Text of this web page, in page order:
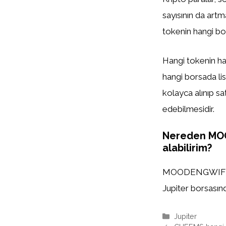
sayısının da
tokenin hangi
Hangi tokenin
hangi borsada
kolayca alınıp
edebilmesidir.
Nereden
alabilirim?
MOODENGWIF
Jupiter
Kategoriler
Jupiter